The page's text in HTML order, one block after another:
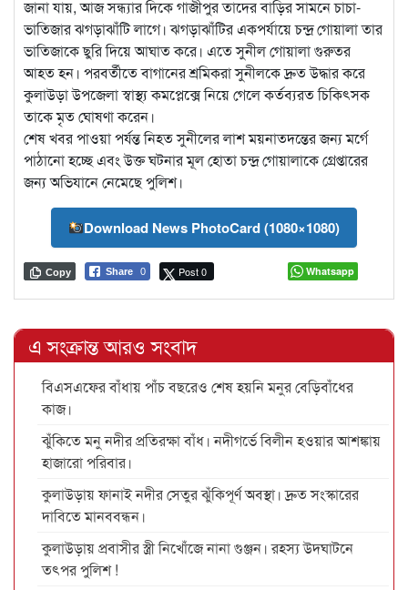
জানা যায়, আজ সন্ধ্যার দিকে গাজীপুর তাদের বাড়ির সামনে চাচা-
ভাতিজার ঝগড়াঝাঁটি লাগে। ঝগড়াঝাঁটির একপর্যায়ে চন্দ্র গোয়ালা তার
ভাতিজাকে ছুরি দিয়ে আঘাত করে। এতে সুনীল গোয়ালা গুরুতর
আহত হন। পরবর্তীতে বাগানের শ্রমিকরা সুনীলকে দ্রুত উদ্ধার করে
কুলাউড়া উপজেলা স্বাস্থ্য কমপ্লেক্সে নিয়ে গেলে কর্তব্যরত চিকিৎসক
তাকে মৃত ঘোষণা করেন।
শেষ খবর পাওয়া পর্যন্ত নিহত সুনীলের লাশ ময়নাতদন্তের জন্য মর্গে
পাঠানো হচ্ছে এবং উক্ত ঘটনার মূল হোতা চন্দ্র গোয়ালাকে গ্রেপ্তারের
জন্য অভিযানে নেমেছে পুলিশ।
Download News PhotoCard (1080×1080)
Share 0 Post 0
Copy Whatsapp
এ সংক্রান্ত আরও সংবাদ
বিএসএফের বাঁধায় পাঁচ বছরেও শেষ হয়নি মনুর বেড়িবাঁধের
কাজ।
ঝুঁকিতে মনু নদীর প্রতিরক্ষা বাঁধ। নদীগর্ভে বিলীন হওয়ার আশঙ্কায়
হাজারো পরিবার।
কুলাউড়ায় ফানাই নদীর সেতুর ঝুঁকিপূর্ণ অবস্থা। দ্রুত সংস্কারের
দাবিতে মানববন্ধন।
কুলাউড়ায় প্রবাসীর স্ত্রী নিখোঁজে নানা গুঞ্জন। রহস্য উদঘাটনে
তৎপর পুলিশ !